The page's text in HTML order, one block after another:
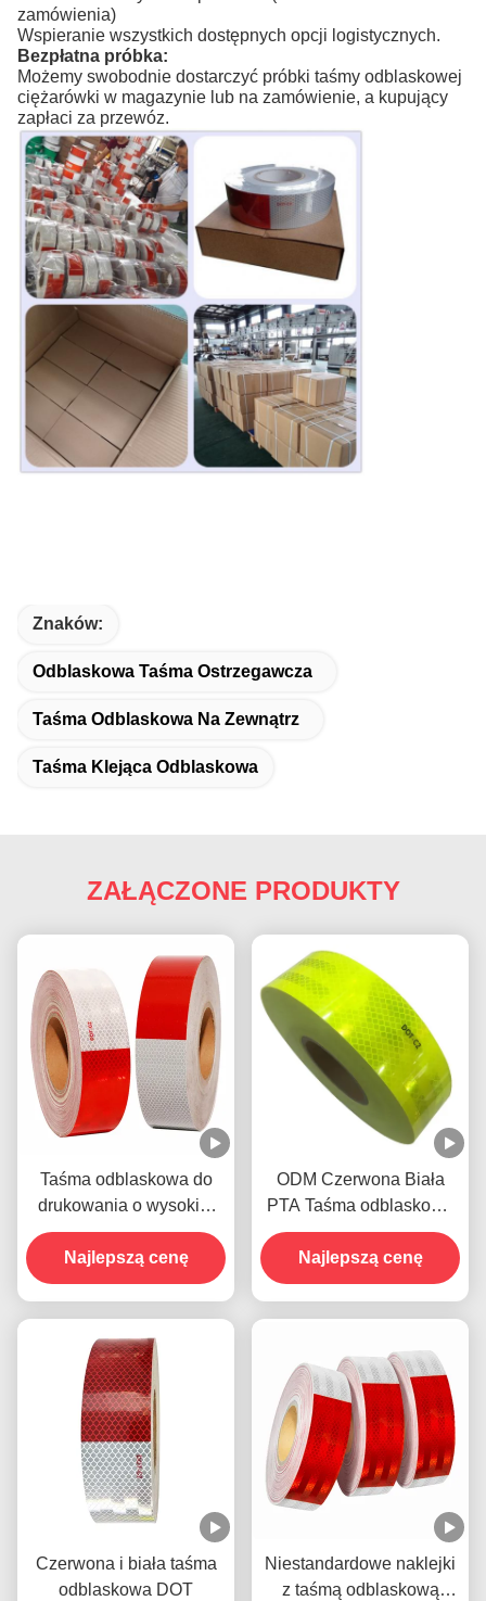
zamówienia)
Wspieranie wszystkich dostępnych opcji logistycznych.
Bezpłatna próbka:
Możemy swobodnie dostarczyć próbki taśmy odblaskowej
ciężarówki w magazynie lub na zamówienie, a kupujący
zapłaci za przewóz.
Znaków:
Odblaskowa Taśma Ostrzegawcza
Taśma Odblaskowa Na Zewnątrz
Taśma Klejąca Odblaskowa
ZAŁĄCZONE PRODUKTY
Taśma odblaskowa do
drukowania o wysokiej
intensywności
Najlepszą cenę
ODM Czerwona Biała
PTA Taśma odblaskowa
Samoprzylepna odporna
na warunki pogodowe
Najlepszą cenę
Czerwona i biała taśma
odblaskowa DOT
Niestandardowe naklejki
z taśmą odblaskową